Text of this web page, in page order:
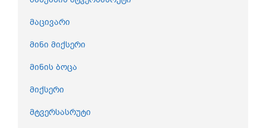
მაცივარი
მინი მიქსერი
მინის ბოცა
მიქსერი
მტვერსასრუტი